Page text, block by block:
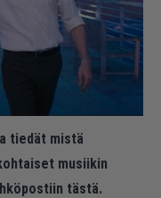
tiedät mistä
musiikin
tästä.